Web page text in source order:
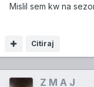
Mislil sem kw na
Citiraj
Z M A J